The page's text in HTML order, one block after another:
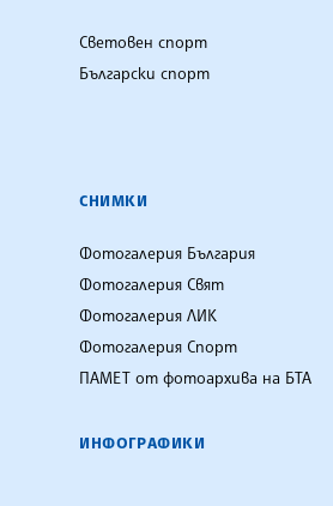
Световен спорт
Български спорт
СНИМКИ
Фотогалерия България
Фотогалерия Свят
Фотогалерия ЛИК
Фотогалерия Спорт
ПАМЕТ от фотоархива на БТА
ИНФОГРАФИКИ